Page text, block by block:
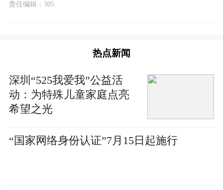
责任编辑：305
热点新闻
深圳“525我爱我”公益活
动：为特殊儿童家庭点亮
希望之光
“国家网络身份认证”7月15日起施行